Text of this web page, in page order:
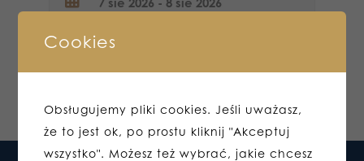
Cookies
Obsługujemy pliki cookies. Jeśli uważasz,
że to jest ok, po prostu kliknij "Akceptuj
wszystko". Możesz też wybrać, jakie chcesz